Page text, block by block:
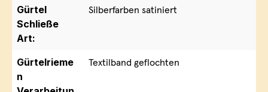
Gürtel
Schließe
Art:
Silberfarben satiniert
Gürtelrieme
n
Textilband geflochten